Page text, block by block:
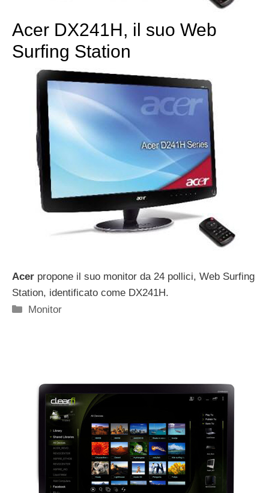
Acer DX241H, il suo Web
Surfing Station
Acer propone il suo monitor da 24 pollici, Web Surfing
Station, identificato come DX241H.
Categorie
Monitor